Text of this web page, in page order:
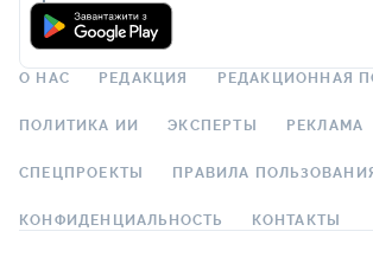
О НАС РЕДАКЦИЯ РЕДАКЦИОННАЯ
ПОЛИТИКА ИИ ЭКСПЕРТЫ РЕКЛАМА
СПЕЦПРОЕКТЫ ПРАВИЛА
КОНФИДЕНЦИАЛЬНОСТЬ КОНТАКТЫ